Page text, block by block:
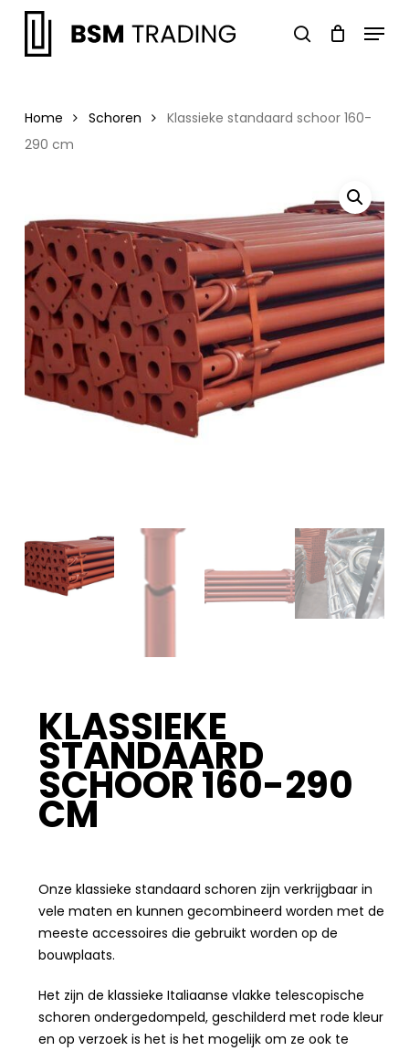
main
search
Menu
Home Schoren
Klassieke standaard schoor 160-
290 cm
KLASSIEKE
STANDAARD
SCHOOR 160-290
CM
Onze klassieke standaard schoren zijn verkrijgbaar in
vele maten en kunnen gecombineerd worden met de
meeste accessoires die gebruikt worden op de
bouwplaats.
Het zijn de klassieke Italiaanse vlakke telescopische
schoren ondergedompeld, geschilderd met rode kleur
en op verzoek is het is het mogelijk om ze ook te